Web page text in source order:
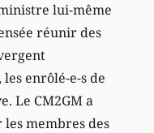
lui-même
réunir des
enrôlé-e-s de
Le CM2GM a
membres des